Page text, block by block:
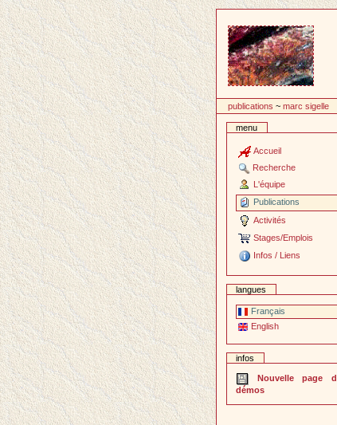
contenu
publications ~marc sigelle
menu
Accueil
Recherche
L'équipe
Publications
Activités
Stages/Emplois
Infos / Liens
langues
Français
English
infos
Nouvelle page
démos